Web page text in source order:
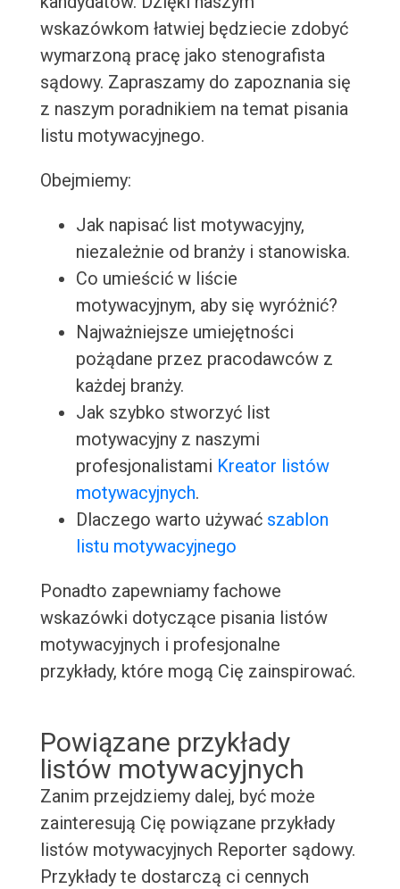
wskazówkom łatwiej będziecie zdobyć
wymarzoną pracę jako stenografista
sądowy. Zapraszamy do zapoznania się
z naszym poradnikiem na temat pisania
listu motywacyjnego.
Obejmiemy:
Jak napisać list motywacyjny,
niezależnie od branży i stanowiska.
Co umieścić w liście
motywacyjnym, aby się wyróżnić?
Najważniejsze umiejętności
pożądane przez pracodawców z
każdej branży.
Jak szybko stworzyć list
motywacyjny z naszymi
profesjonalistami Kreator listów
motywacyjnych.
Dlaczego warto używać szablon
listu motywacyjnego
Ponadto zapewniamy fachowe
wskazówki dotyczące pisania listów
motywacyjnych i profesjonalne
przykłady, które mogą Cię zainspirować.
Powiązane przykłady
listów motywacyjnych
Zanim przejdziemy dalej, być może
zainteresują Cię powiązane przykłady
listów motywacyjnych Reporter sądowy.
Przykłady te dostarczą ci cennych